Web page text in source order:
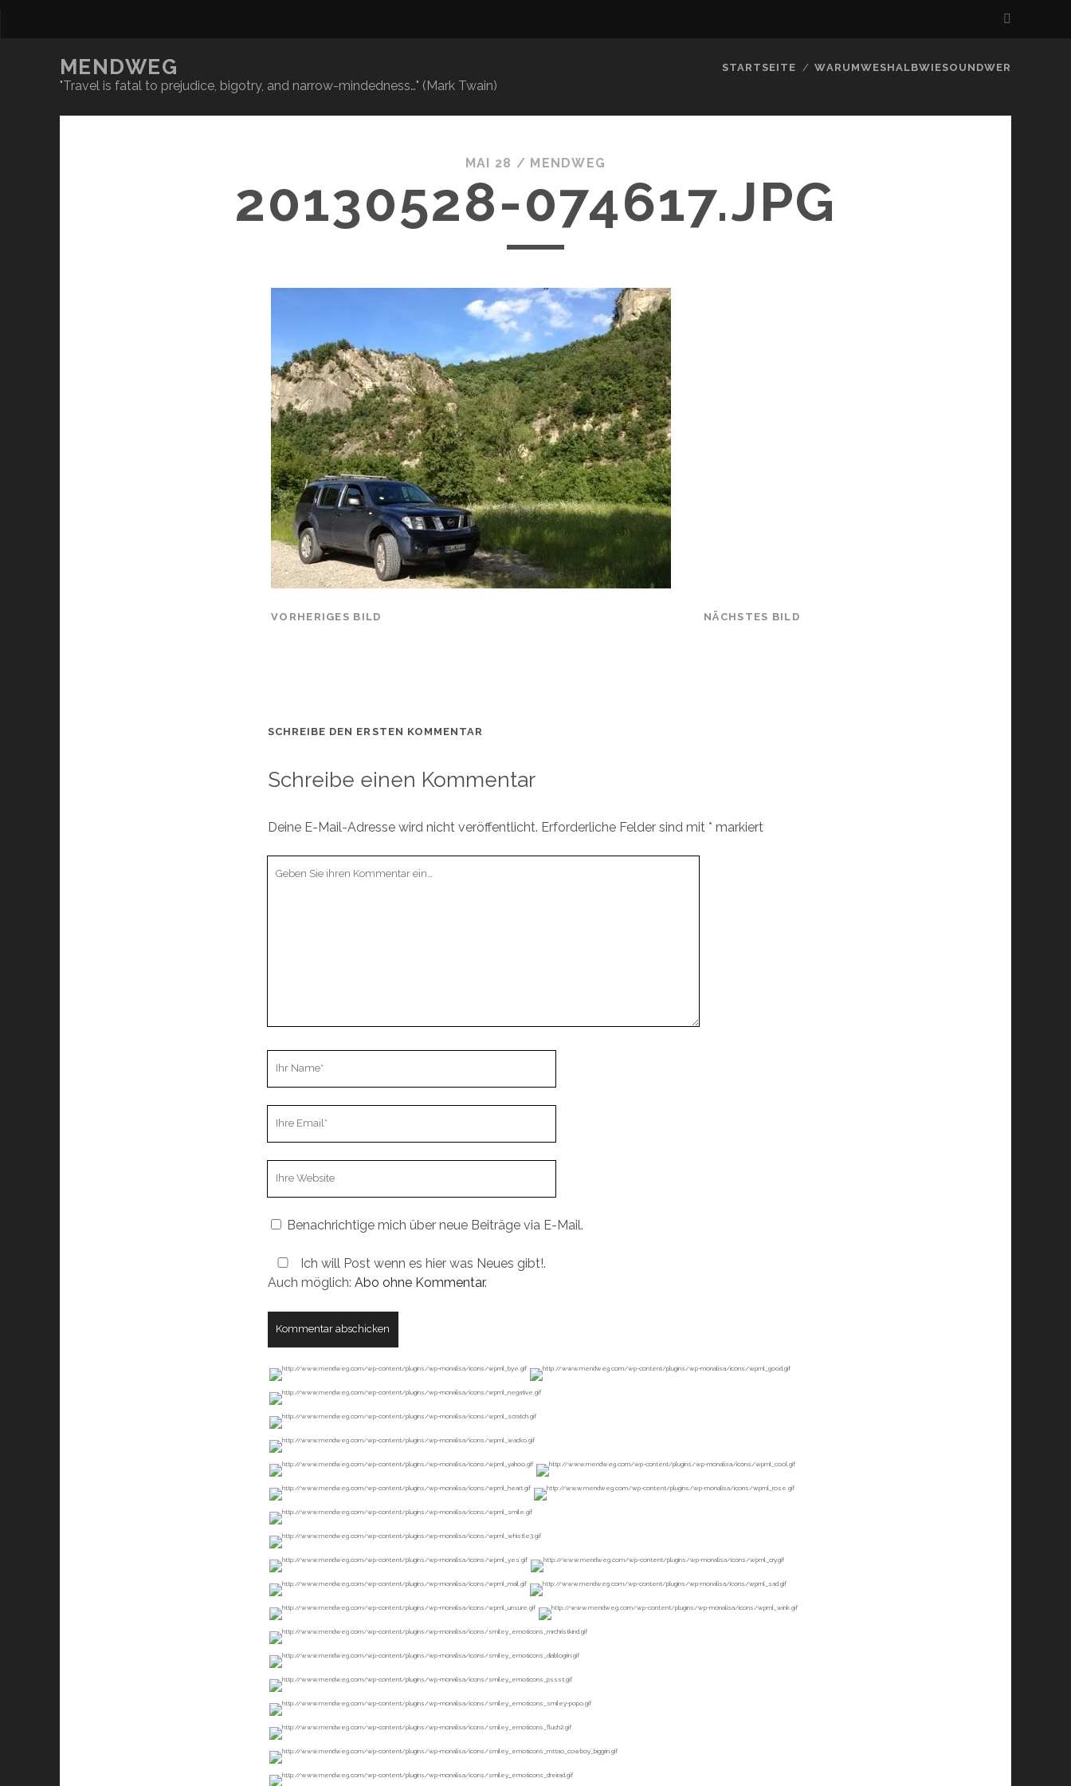
MENDWEG
"Travel is fatal to prejudice, bigotry, and narrow-mindedness…" (Mark Twain)
STARTSEITE WARUMWESHALBWIESOUNDWER
MAI 28 / MENDWEG
20130528-074617.JPG
VORHERIGES BILD NÄCHSTES BILD
SCHREIBE DEN ERSTEN KOMMENTAR
Schreibe einen Kommentar
Deine E-Mail-Adresse wird nicht veröffentlicht. Erforderliche Felder sind mit * markiert
Benachrichtige mich über neue Beiträge via E-Mail.
Ich will Post wenn es hier was Neues gibt!.
Auch möglich: Abo ohne Kommentar.